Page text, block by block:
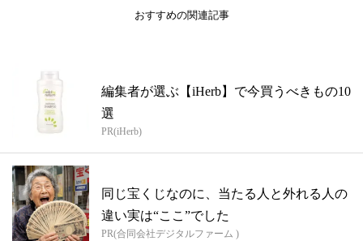
おすすめの関連記事
編集者が選ぶ【iHerb】で今買うべきもの10
選
PR(iHerb)
同じ宝くじなのに、当たる人と外れる人の
違い実は“ここ”でした
PR(合同会社デジタルファーム )